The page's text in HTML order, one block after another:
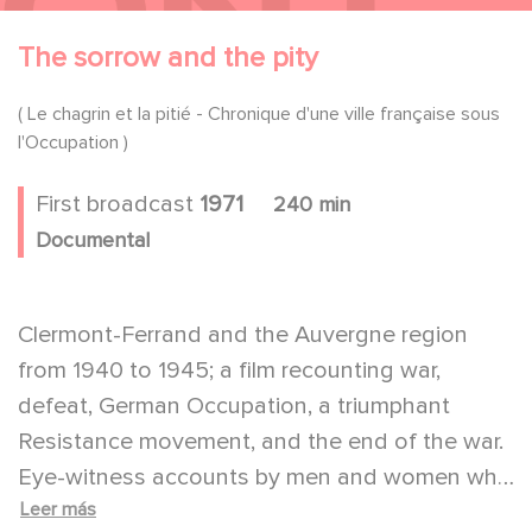
The sorrow and the pity
( Le chagrin et la pitié - Chronique d'une ville française sous
l'Occupation )
First broadcast 1971
240 min
Documental
Clermont-Ferrand and the Auvergne region
from 1940 to 1945; a film recounting war,
defeat, German Occupation, a triumphant
Resistance movement, and the end of the war.
Eye-witness accounts by men and women who
experienced the events are interwoven with
Leer más